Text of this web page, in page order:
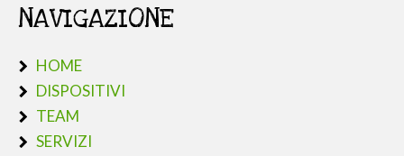
NAVIGAZIONE
HOME
DISPOSITIVI
TEAM
SERVIZI